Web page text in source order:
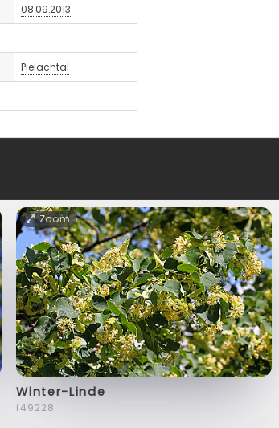
08.09.2013
Pielachtal
Zoom
Winter-Linde
f49228